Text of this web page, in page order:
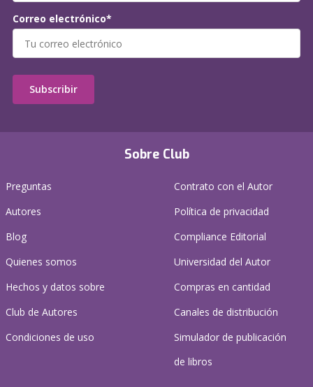
Sobre Club
Preguntas
Autores
Blog
Quienes somos
Hechos y datos sobre
Club de Autores
Condiciones de uso
Contrato con el Autor
Política de privacidad
Compliance Editorial
Universidad del Autor
Compras en cantidad
Canales de distribución
Simulador de publicación
de libros
Correo electrónico*
Subscribir